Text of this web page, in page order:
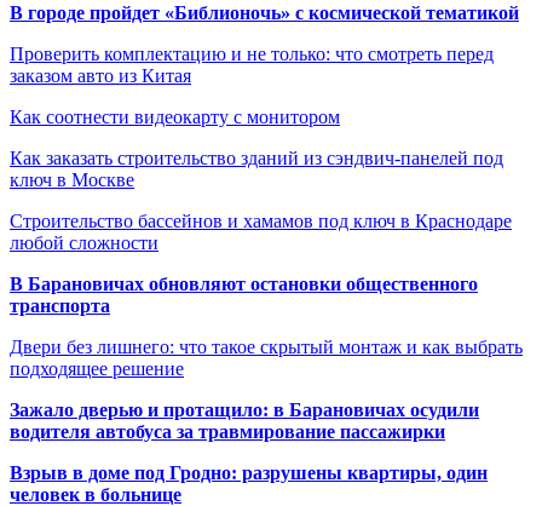
В городе пройдет «Библионочь» с космической тематикой
Проверить комплектацию и не только: что смотреть перед
заказом авто из Китая
Как соотнести видеокарту с монитором
Как заказать строительство зданий из сэндвич-панелей под
ключ в Москве
Строительство бассейнов и хамамов под ключ в Краснодаре
любой сложности
В Барановичах обновляют остановки общественного
транспорта
Двери без лишнего: что такое скрытый монтаж и как выбрать
подходящее решение
Зажало дверью и протащило: в Барановичах осудили
водителя автобуса за травмирование пассажирки
Взрыв в доме под Гродно: разрушены квартиры, один
человек в больнице